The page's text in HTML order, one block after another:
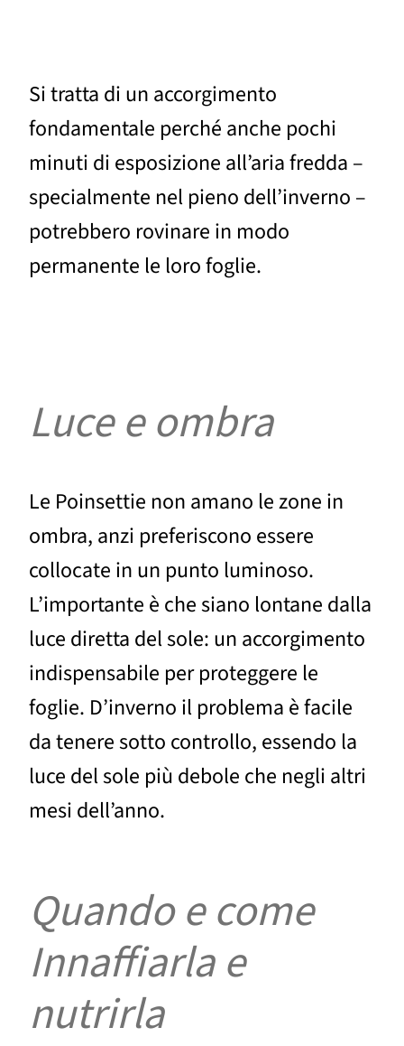
Si tratta di un accorgimento
fondamentale perché anche pochi
minuti di esposizione all’aria fredda –
specialmente nel pieno dell’inverno –
potrebbero rovinare in modo
permanente le loro foglie.
Luce e ombra
Le Poinsettie non amano le zone in
ombra, anzi preferiscono essere
collocate in un punto luminoso.
L’importante è che siano lontane dalla
luce diretta del sole: un accorgimento
indispensabile per proteggere le
foglie. D’inverno il problema è facile
da tenere sotto controllo, essendo la
luce del sole più debole che negli altri
mesi dell’anno.
Quando e come
Innaffiarla e
nutrirla